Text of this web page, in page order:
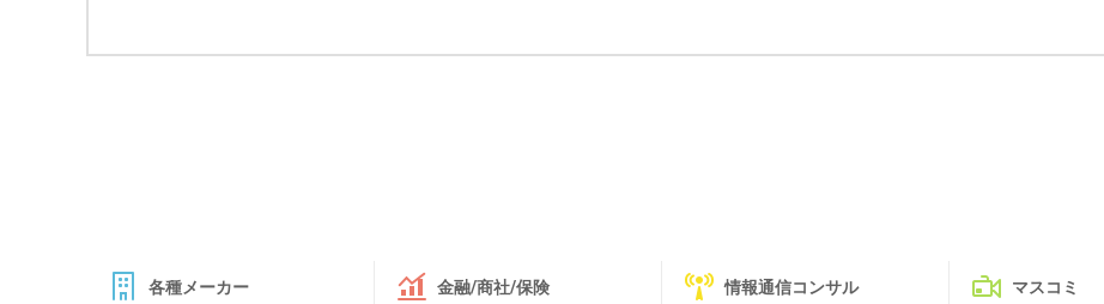
各種メーカー 金融/商社/保険 情報通信コンサル マスコミ